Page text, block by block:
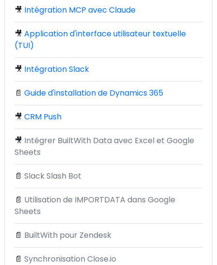
🎥 Intégration MCP avec Claude
🎥 Application d'interface utilisateur textuelle
(TUI)
🎥 Intégration Slack
📄 Guide d'installation de Dynamics 365
🎥 CRM Push
🎥 Intégrer BuiltWith Data avec Excel et Google
Sheets
📄 Slack Slash Bot
📄 Utilisation de IMPORTDATA dans Google
Sheets
📄 BuiltWith pour Zendesk
📄 Synchronisation Close.io